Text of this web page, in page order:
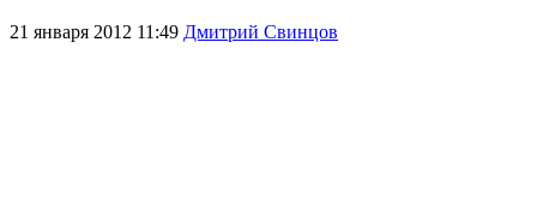
21 января 2012 11:49 Дмитрий Свинцов